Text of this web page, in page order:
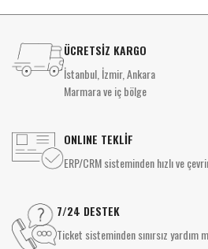
ÜCRETSİZ KARGO
İstanbul, İzmir, Ankara
Marmara ve iç bölge
ONLINE TEKLİF
ERP/CRM sisteminden hızlı ve
7/24 DESTEK
Ticket sisteminden sınırsız yardım